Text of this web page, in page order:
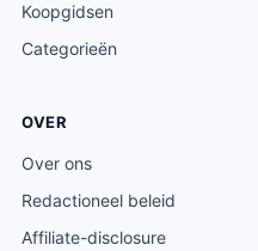
Koopgidsen
Categorieën
OVER
Over ons
Redactioneel beleid
Affiliate-disclosure